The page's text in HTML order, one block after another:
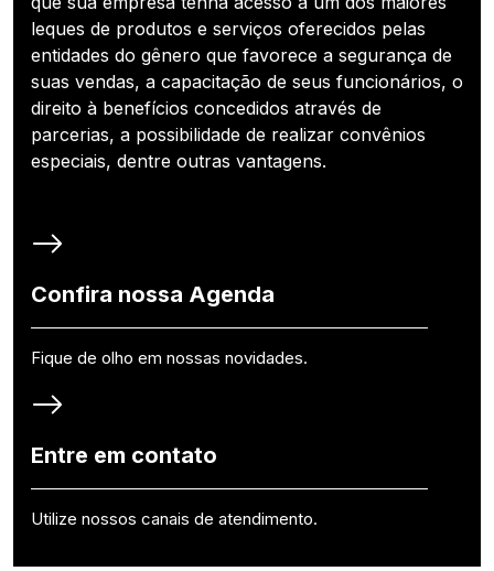
leques de produtos e serviços oferecidos pelas
entidades do gênero que favorece a segurança de
suas vendas, a capacitação de seus funcionários, o
direito à benefícios concedidos através de
parcerias, a possibilidade de realizar convênios
especiais, dentre outras vantagens.
Confira nossa Agenda
Fique de olho em nossas novidades.
Entre em contato
Utilize nossos canais de atendimento.